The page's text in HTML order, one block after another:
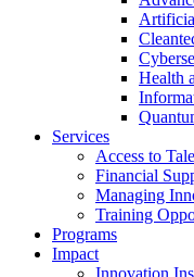
Health
Services
Access to
Financial
Managing
Training
Programs
Impact
Innovation